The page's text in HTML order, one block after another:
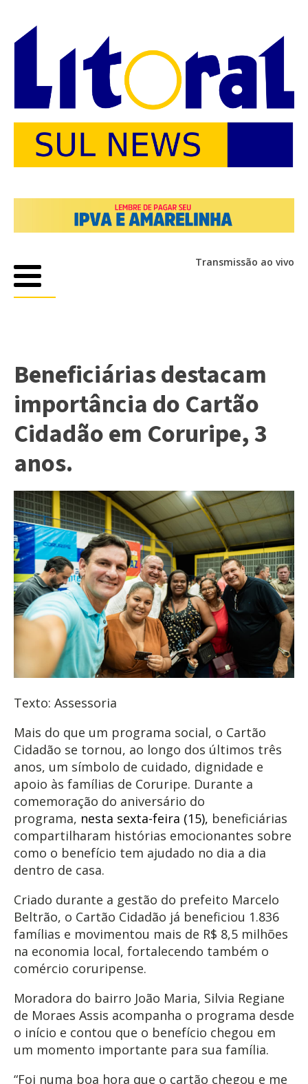
Transmissão ao vivo
Beneficiárias destacam
importância do Cartão
Cidadão em Coruripe, 3
anos.
Texto: Assessoria
Mais do que um programa social, o Cartão
Cidadão se tornou, ao longo dos últimos três
anos, um símbolo de cuidado, dignidade e
apoio às famílias de Coruripe. Durante a
comemoração do aniversário do
programa, nesta sexta-feira (15), beneficiárias
compartilharam histórias emocionantes sobre
como o benefício tem ajudado no dia a dia
dentro de casa.
Criado durante a gestão do prefeito Marcelo
Beltrão, o Cartão Cidadão já beneficiou 1.836
famílias e movimentou mais de R$ 8,5 milhões
na economia local, fortalecendo também o
comércio coruripense.
Moradora do bairro João Maria, Silvia Regiane
de Moraes Assis acompanha o programa desde
o início e contou que o benefício chegou em
um momento importante para sua família.
“Foi numa boa hora que o cartão chegou e me